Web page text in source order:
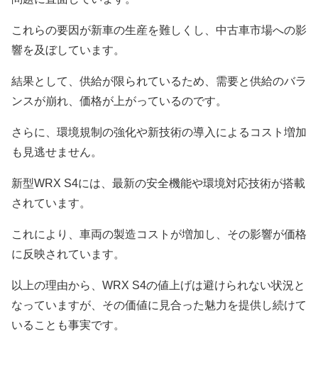
これらの要因が新車の生産を難しくし、中古車市場への影
響を及ぼしています。
結果として、供給が限られているため、需要と供給のバラ
ンスが崩れ、価格が上がっているのです。
さらに、環境規制の強化や新技術の導入によるコスト増加
も見逃せません。
新型WRX S4には、最新の安全機能や環境対応技術が搭載
されています。
これにより、車両の製造コストが増加し、その影響が価格
に反映されています。
以上の理由から、WRX S4の値上げは避けられない状況と
なっていますが、その価値に見合った魅力を提供し続けて
いることも事実です。